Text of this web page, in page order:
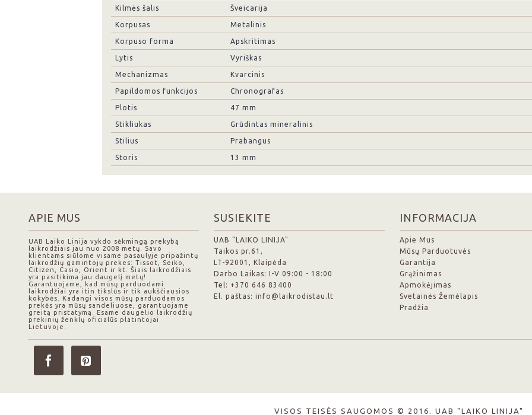
Kilmės šalis Šveicarija
Korpusas Metalinis
Korpuso forma Apskritimas
Lytis Vyriškas
Mechanizmas Kvarcinis
Papildomos funkcijos Chronografas
Plotis 47 mm
Stikliukas Grūdintas mineralinis
Stilius Prabangus
Storis 13 mm
APIE MUS
UAB Laiko Linija vykdo sėkmingą prekybą
laikrodžiais jau nuo 2008 metų. Savo
klientams siūlome visame pasaulyje pripažintų
laikrodžių gamintojų prekes: Tissot, Seiko,
Citizen, Casio, Orient ir kt. Šiais laikrodžiais
yra pasitikima jau daugelį metų!
Garantuojame, kad mūsų parduodami
laikrodžiai yra itin tikslūs ir tik aukščiausios
kokybės. Kadangi visos mūsų parduodamos
prekės yra mūsų sandeliuose, garantuojame
greitą pristatymą. Esame daugelio laikrodžių
prekinių ženklų oficialūs platintojai
Lietuvoje.
SUSIEKITE
UAB "LAIKO LINIJA"
Taikos pr.61,
LT-92001, Klaipėda
Darbo Laikas: I-V 09:00 - 18:00
Tel: +370 646 83400
El. paštas: info@laikrodistau.lt
INFORMACIJA
Apie Mus
Mūsų Parduotuvės
Garantija
Grąžinimas
Apmokėjimas
Svetainės Žemėlapis
Pradžia
VISOS TEISĖS SAUGOMOS © 2016. UAB "LAIKO LINIJA"